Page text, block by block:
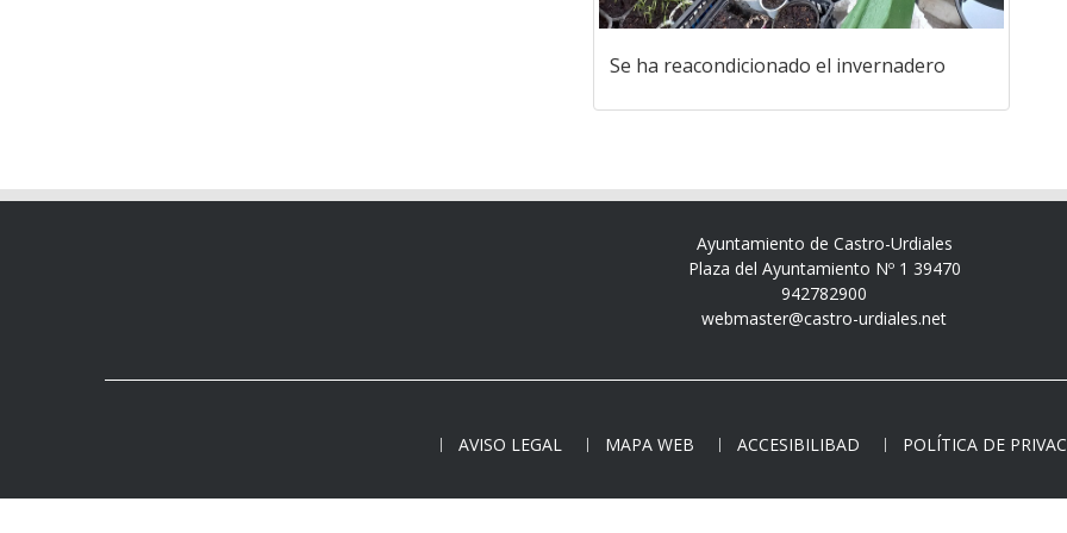
Se ha reacondicionado el invernadero
Ayuntamiento de Castro-Urdiales
Plaza del Ayuntamiento Nº 1 39470
942782900
webmaster@castro-urdiales.net
AVISO LEGAL MAPA WEB ACCESIBILIBAD POLÍTICA DE